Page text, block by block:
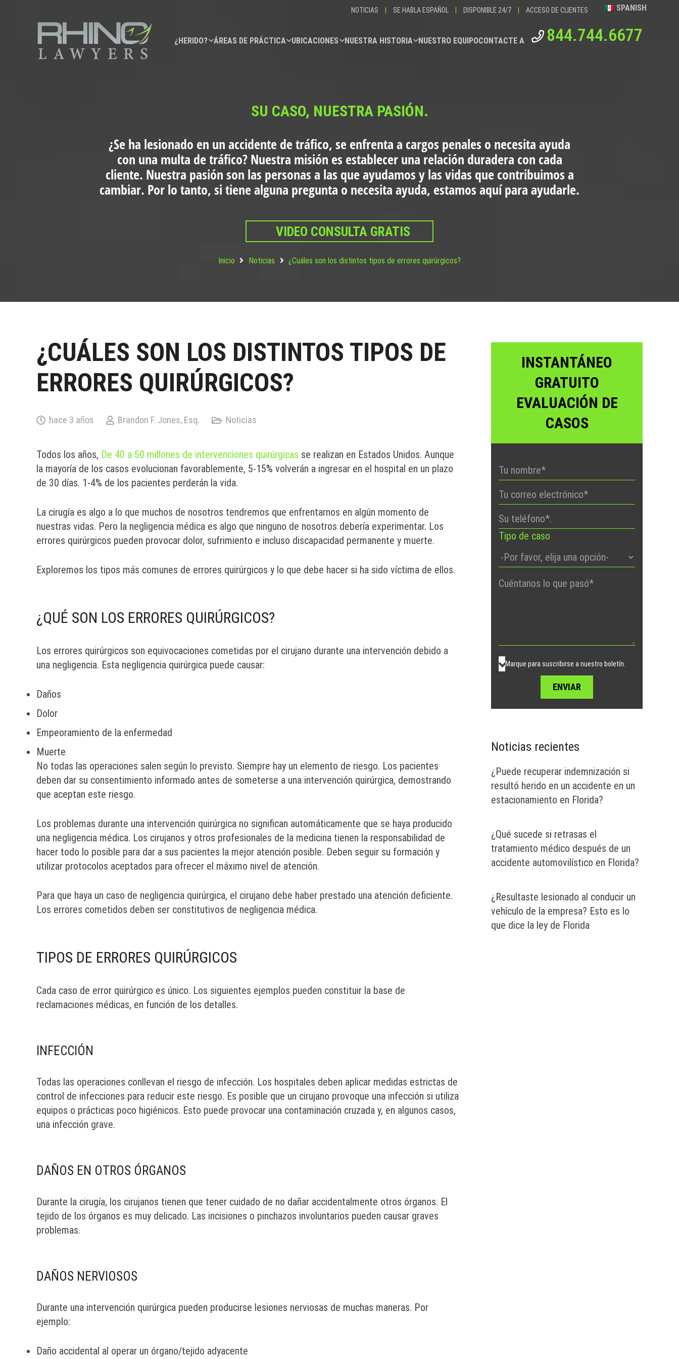
NOTICIAS | SE HABLA ESPAÑOL | DISPONIBLE 24/7 | ACCESO DE CLIENTES SPANISH
¿HERIDO? ÁREAS DE PRÁCTICA UBICACIONES NUESTRA HISTORIA NUESTRO EQUIPOCONTACTE A 844.744.6677
SU CASO, NUESTRA PASIÓN.
¿Se ha lesionado en un accidente de tráfico, se enfrenta a cargos penales o necesita ayuda
con una multa de tráfico?Nuestra misión es establecer una relación duradera con cada
cliente. Nuestra pasión son las personas a las que ayudamos y las vidas que contribuimos a
cambiar. Por lo tanto, si tiene alguna pregunta o necesita ayuda, estamos aquí para ayudarle.
VIDEO CONSULTA GRATIS
Inicio Noticias ¿Cuáles son los distintos tipos de errores quirúrgicos?
¿CUÁLES SON LOS DISTINTOS TIPOS DE
ERRORES QUIRÚRGICOS?
hace 3 años Brandon F. Jones, Esq. Noticias
Todos los años, De 40 a 50 millones de intervenciones quirúrgicas se realizan en Estados Unidos. Aunque
la mayoría de los casos evolucionan favorablemente, 5-15% volverán a ingresar en el hospital en un plazo
de 30 días. 1-4% de los pacientes perderán la vida.
La cirugía es algo a lo que muchos de nosotros tendremos que enfrentarnos en algún momento de
nuestras vidas. Pero la negligencia médica es algo que ninguno de nosotros debería experimentar. Los
errores quirúrgicos pueden provocar dolor, sufrimiento e incluso discapacidad permanente y muerte.
Exploremos los tipos más comunes de errores quirúrgicos y lo que debe hacer si ha sido víctima de ellos.
¿QUÉ SON LOS ERRORES QUIRÚRGICOS?
Los errores quirúrgicos son equivocaciones cometidas por el cirujano durante una intervención debido a
una negligencia. Esta negligencia quirúrgica puede causar:
Daños
Dolor
Empeoramiento de la enfermedad
Muerte
No todas las operaciones salen según lo previsto. Siempre hay un elemento de riesgo. Los pacientes
deben dar su consentimiento informado antes de someterse a una intervención quirúrgica, demostrando
que aceptan este riesgo.
Los problemas durante una intervención quirúrgica no significan automáticamente que se haya producido
una negligencia médica. Los cirujanos y otros profesionales de la medicina tienen la responsabilidad de
hacer todo lo posible para dar a sus pacientes la mejor atención posible. Deben seguir su formación y
utilizar protocolos aceptados para ofrecer el máximo nivel de atención.
Para que haya un caso de negligencia quirúrgica, el cirujano debe haber prestado una atención deficiente.
Los errores cometidos deben ser constitutivos de negligencia médica.
TIPOS DE ERRORES QUIRÚRGICOS
Cada caso de error quirúrgico es único. Los siguientes ejemplos pueden constituir la base de
reclamaciones médicas, en función de los detalles.
INFECCIÓN
Todas las operaciones conllevan el riesgo de infección. Los hospitales deben aplicar medidas estrictas de
control de infecciones para reducir este riesgo. Es posible que un cirujano provoque una infección si utiliza
equipos o prácticas poco higiénicos. Esto puede provocar una contaminación cruzada y, en algunos casos,
una infección grave.
DAÑOS EN OTROS ÓRGANOS
Durante la cirugía, los cirujanos tienen que tener cuidado de no dañar accidentalmente otros órganos. El
tejido de los órganos es muy delicado. Las incisiones o pinchazos involuntarios pueden causar graves
problemas.
DAÑOS NERVIOSOS
Durante una intervención quirúrgica pueden producirse lesiones nerviosas de muchas maneras. Por
ejemplo:
Daño accidental al operar un órgano/tejido adyacente
INSTANTÁNEO
GRATUITO
EVALUACIÓN DE
CASOS
Tipo de caso
Por
vacío.
Marque para suscribirse a nuestro boletín.
Noticias recientes
¿Puede recuperar indemnización si
resultó herido en un accidente en un
estacionamiento en Florida?
¿Qué sucede si retrasas el
tratamiento médico después de un
accidente automovilístico en Florida?
¿Resultaste lesionado al conducir un
vehículo de la empresa? Esto es lo
que dice la ley de Florida